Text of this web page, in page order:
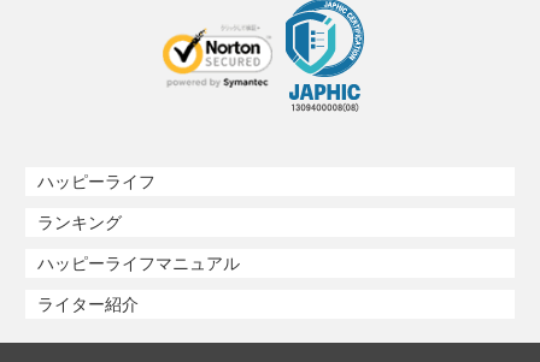
ハッピーライフ
ランキング
ハッピーライフマニュアル
ライター紹介